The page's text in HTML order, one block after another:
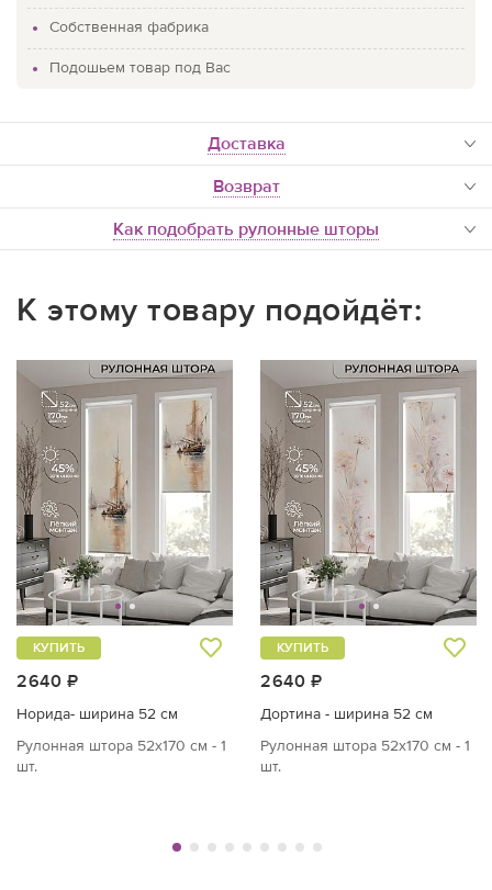
Собственная фабрика
Подошьем товар под Вас
доставка
Возврат
Как подобрать рулонные шторы
К этому товару подойдёт:
2640 ₽
КУПИТЬ
Норида- ширина 52 см
Рулонная штора 52х170 см - 1
шт.
2640 ₽
КУПИТЬ
Дортина - ширина 52 см
Рулонная штора 52х170 см - 1
шт.